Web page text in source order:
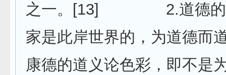
之一。[13] 2.道德
家是此岸世界的，为道德而
康德的道义论色彩，即不是